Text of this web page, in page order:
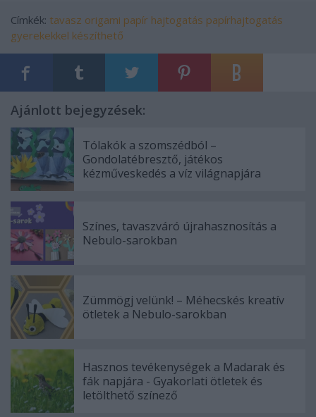
Címkék: tavasz origami papír hajtogatás papírhajtogatás
gyerekekkel készíthető
Ajánlott bejegyzések:
Tólakók a szomszédból –
Gondolatébresztő, játékos
kézműveskedés a víz világnapjára
Színes, tavaszváró újrahasznosítás a
Nebulo-sarokban
Zümmögj velünk! – Méhecskés kreatív
ötletek a Nebulo-sarokban
Hasznos tevékenységek a Madarak és
fák napjára - Gyakorlati ötletek és
letölthető színező